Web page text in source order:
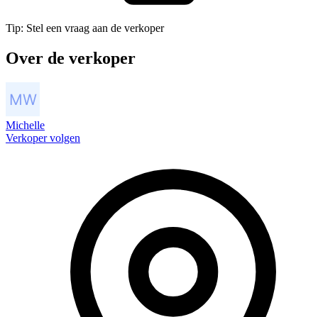
Tip: Stel een vraag aan de verkoper
Over de verkoper
Michelle
Verkoper volgen